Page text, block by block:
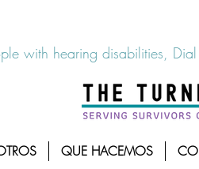
with hearing disabilities, Dial
QUE HACEMOS